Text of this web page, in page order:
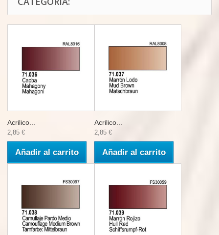
Acrilico...
2,85 €
Añadir al carrito
Acrilico...
2,85 €
Añadir al carrito